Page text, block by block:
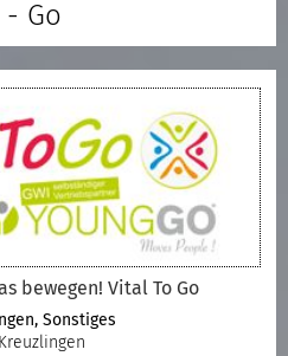
- Go
bewegen! Vital To Go
, Sonstiges